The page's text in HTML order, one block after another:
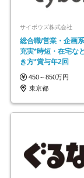
サイボウズ株式会社
総合職/営業・企画
充実*時短・在宅な
き方*賞与年2回
450～850万円
東京都